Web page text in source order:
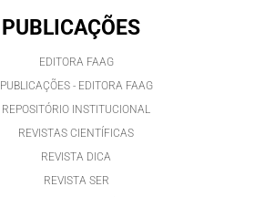
PUBLICAÇÕES
EDITORA FAAG
PUBLICAÇÕES - EDITORA FAAG
REPOSITÓRIO INSTITUCIONAL
REVISTAS CIENTÍFICAS
REVISTA DICA
REVISTA SER